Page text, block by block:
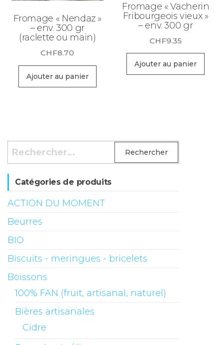
Fromage « Nendaz »
– env. 300 gr
(raclette ou main)
CHF8.70
Ajouter au panier
Fromage « Vacherin
Fribourgeois vieux »
– env. 300 gr
CHF9.35
Ajouter au panier
Rechercher :
Catégories de produits
ACTION DU MOMENT
Beurres
BIO
Biscuits - meringues - bricelets
Boissons
100% FAN (fruit, artisanal, naturel)
Bières artisanales
Cidre